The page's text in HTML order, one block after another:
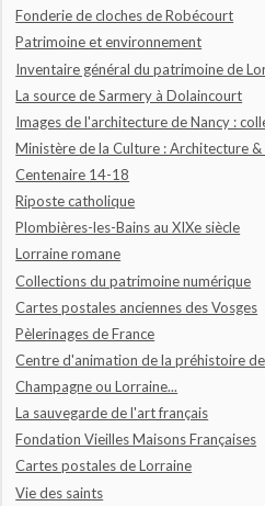
Fonderie de cloches de Robécourt
Patrimoine et environnement
Inventaire général du patrimoine de
La source de Sarmery à Dolaincourt
Images de l'architecture de Nancy :
Ministère de la Culture : Architecture
Centenaire 14-18
Riposte catholique
Plombières-les-Bains au XIXe siècle
Lorraine romane
Collections du patrimoine numérique
Cartes postales anciennes des Vosges
Pèlerinages de France
Centre d'animation de la préhistoire
Champagne ou Lorraine...
La sauvegarde de l'art français
Fondation Vieilles Maisons Françaises
Cartes postales de Lorraine
Vie des saints